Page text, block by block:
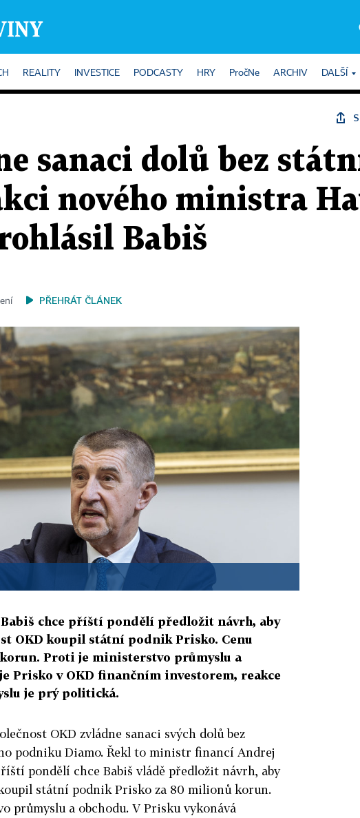
REALITY INVESTICE PODCASTY HRY PročNe ARCHIV DALŠÍ
sanaci dolů bez
nového ministra
Babiš
PŘEHRÁT ČLÁNEK
chce příští pondělí předložit návrh, aby
OKD koupil státní podnik Prisko. Cenu
Proti je ministerstvo průmyslu a
Prisko v OKD finančním investorem, reakce
je prý politická.
OKD zvládne sanaci svých dolů bez
podniku Diamo. Řekl to ministr financí Andrej
pondělí chce Babiš vládě předložit návrh, aby
státní podnik Prisko za 80 milionů korun.
průmyslu a obchodu. V Prisku vykonává